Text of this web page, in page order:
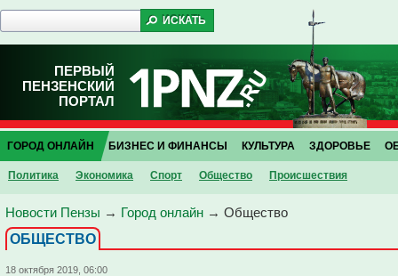
ПЕРВЫЙ
ПЕНЗЕНСКИЙ
ПОРТАЛ
ГОРОД ОНЛАЙН
Политика Экономика Спорт Общество Проиcшествия
БИЗНЕС И ФИНАНСЫ КУЛЬТУРА ЗДОРОВЬЕ
Новости Пензы → Город онлайн → Общество
ОБЩЕСТВО
18 октября 2019, 06:00